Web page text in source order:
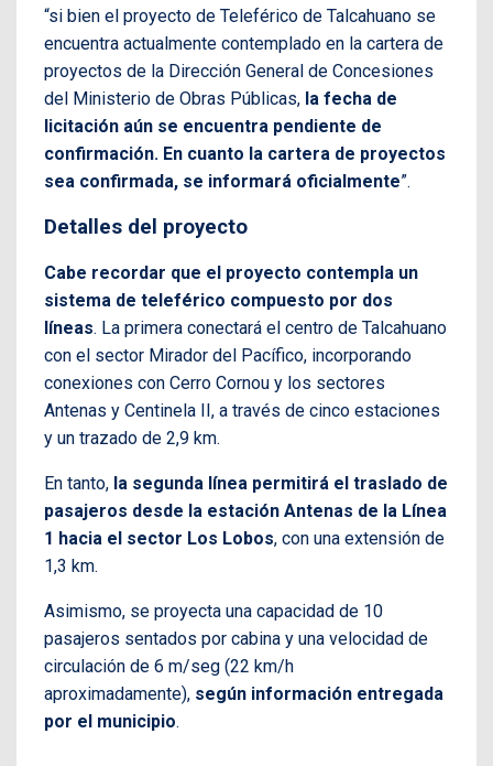
“si bien el proyecto de Teleférico de Talcahuano se
encuentra actualmente contemplado en la cartera de
proyectos de la Dirección General de Concesiones
del Ministerio de Obras Públicas, la fecha de
licitación aún se encuentra pendiente de
confirmación. En cuanto la cartera de proyectos
sea confirmada, se informará oficialmente”.
Detalles del proyecto
Cabe recordar que el proyecto contempla un
sistema de teleférico compuesto por dos
líneas. La primera conectará el centro de Talcahuano
con el sector Mirador del Pacífico, incorporando
conexiones con Cerro Cornou y los sectores
Antenas y Centinela II, a través de cinco estaciones
y un trazado de 2,9 km.
En tanto, la segunda línea permitirá el traslado de
pasajeros desde la estación Antenas de la Línea
1 hacia el sector Los Lobos, con una extensión de
1,3 km.
Asimismo, se proyecta una capacidad de 10
pasajeros sentados por cabina y una velocidad de
circulación de 6 m/seg (22 km/h
aproximadamente), según información entregada
por el municipio.